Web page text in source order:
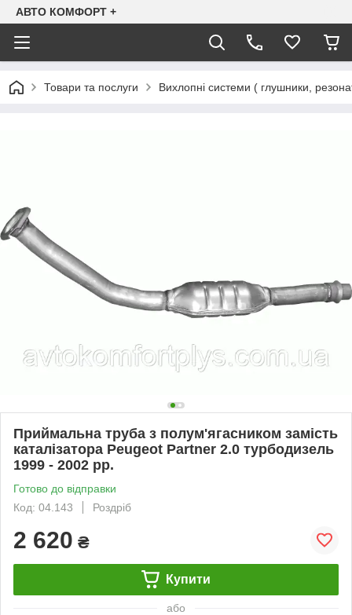
АВТО КОМФОРТ +
Товари та послуги Вихлопні системи ( глушники,
Приймальна труба з полум'ягасником замість
каталізатора Peugeot Partner 2.0 турбодизель
1999 - 2002 рр.
Готово до відправки
Код: 04.143
Роздріб
2 620 ₴
Купити
або